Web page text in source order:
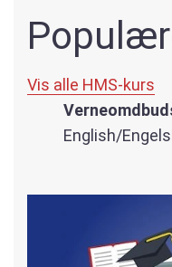
Vis alle HMS-kurs
English/